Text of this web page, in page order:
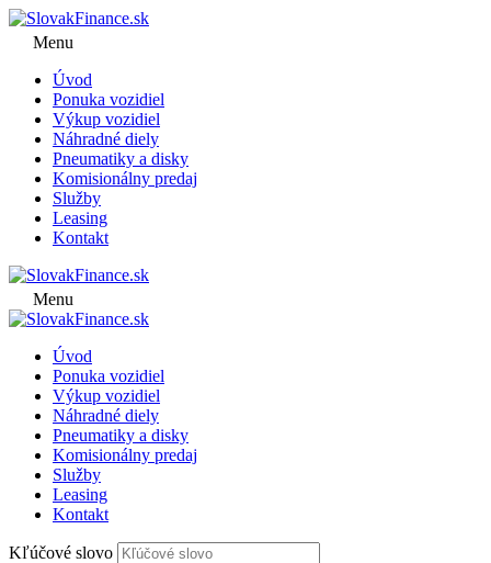
Menu
Úvod
Ponuka vozidiel
Výkup vozidiel
Náhradné diely
Pneumatiky a disky
Komisionálny predaj
Služby
Leasing
Kontakt
Menu
Úvod
Ponuka vozidiel
Výkup vozidiel
Náhradné diely
Pneumatiky a disky
Komisionálny predaj
Služby
Leasing
Kontakt
Kľúčové slovo